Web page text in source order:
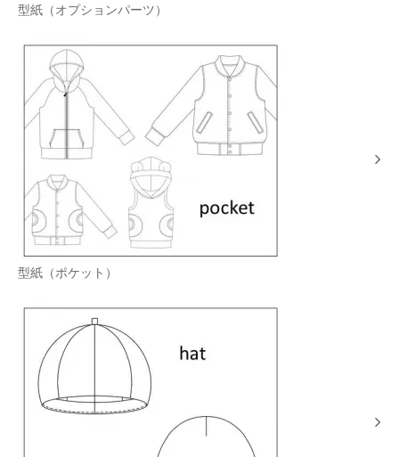
型紙（オプションパーツ）
型紙（ポケット）